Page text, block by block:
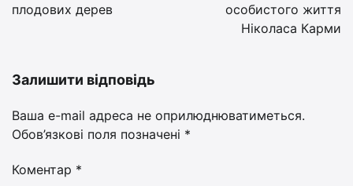
плодових дерев
особистого життя
Ніколаса Карми
Залишити відповідь
Ваша e-mail адреса не оприлюднюватиметься.
Обов’язкові поля позначені *
Коментар *